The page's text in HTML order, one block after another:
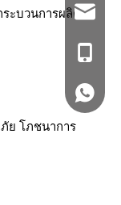
ระบวนการผลิต
ย โภชนาการ
+86